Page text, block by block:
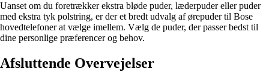
Uanset om du foretrækker ekstra bløde puder, læderpuder eller puder
med ekstra tyk polstring, er der et bredt udvalg af ørepuder til Bose
hovedtelefoner at vælge imellem. Vælg de puder, der passer bedst til
dine personlige præferencer og behov.
Afsluttende Overvejelser